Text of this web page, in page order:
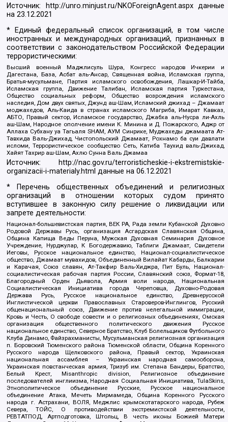
Источник: http://unro.minjust.ru/NKOForeignAgent.aspxданные
на23.12.2021
* Единый федеральный список организаций, в том числе
иностранных и международных организаций, признанных в
соответствии с законодательством Российской Федерации
террористическими:
Высший военный Маджлисуль Шура, Конгресс народов Ичкерии и
Дагестана, База, Асбат аль-Ансар, Священная война, Исламская группа,
Братья-мусульмане, Партия исламского освобождения, Лашкар-И-Тайба,
Исламская группа, Движение Талибан, Исламская партия Туркестана,
Общество социальных реформ, Общество возрождения исламского
наследия, Дом двух святых, Джунд аш-Шам, Исламский джихад – Джамаат
моджахедов, Аль-Каида в странах исламского Магриба, Имарат Кавказ,
АБТО, Правый сектор, Исламское государство, Джабха аль-Нусра ли-Ахль
аш-Шам, Народное ополчение имени К. Минина и Д. Пожарского, Аджр от
Аллаха Субхану уа Тагьаля SHAM, АУМ Синрике, Муджахеды джамаата Ат-
Тавхида Валь-Джихад, Чистопольский Джамаат, Рохнамо ба суи давлати
исломи, Террористическое сообщество Сеть, Катиба Таухид валь-Джихад,
Хайят Тахрир аш-Шам, Ахлю Сунна Валь Джамаа
Источник:
http://nac.gov.ru/terroristicheskie-i-ekstremistskie-
organizacii-i-materialy.html данные на06.12.2021
* Перечень общественных объединений и религиозных
организаций в отношении которых судом принято
вступившее в законную силу решение о ликвидации или
запрете деятельности:
Национал-большевистская партия, ВЕК РА, Рада земли Кубанской Духовно
Родовой Державы Русь, организация Асгардская Славянская Община,
Община Капища Веды Перуна, Мужская Духовная Семинария Духовное
Учреждение, Нурджулар, К Богодержавию, Таблиги Джамаат, Свидетели
Иеговы, Русское национальное единство, Национал-социалистическое
общество, Джамаат мувахидов, Объединенный Вилайат Кабарды, Балкарии
и Карачая, Союз славян, Ат-Такфир Валь-Хиджра, Пит Буль, Национал-
социалистическая рабочая партия России, Славянский союз, Формат-18,
Благородный Орден Дьявола, Армия воли народа, Национальная
Социалистическая Инициатива города Череповца, Духовно-Родовая
Держава Русь, Русское национальное единство, Древнерусской
Инглистической церкви Православных Староверов-Инглингов, Русский
общенациональный союз, Движение против нелегальной иммиграции,
Кровь и Честь, О свободе совести и о религиозных объединениях, Омская
организация общественного политического движения Русское
национальное единство, Северное Братство, Клуб Болельщиков Футбольного
Клуба Динамо, Файзрахманисты, Мусульманская религиозная организация
п. Боровский Тюменского района Тюменской области, Община Коренного
Русского народа Щелковского района, Правый сектор, Украинская
национальная ассамблея – Украинская народная самооборона,
Украинская повстанческая армия, Тризуб им. Степана Бандеры, Братство,
Белый Крест, Misanthropic division, Религиозное объединение
последователей инглиизма, Народная Социальная Инициатива, TulaSkins,
Этнополитическое объединение Русские, Русское национальное
объединение Атака, Мечеть Мирмамеда, Община Коренного Русского
народа г. Астрахани, ВОЛЯ, Меджлис крымскотатарского народа, Рубеж
Севера, ТОЙС, О противодействии экстремистской деятельности,
РЕВТАТПОД, Артподготовка, Штольц, В честь иконы Божией Матери